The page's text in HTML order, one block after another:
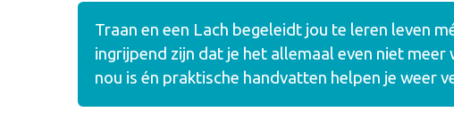
Traan en een Lach begeleidt jou te leren leven
ingrijpend zijn dat je het allemaal even niet
nou is én praktische handvatten helpen je weer